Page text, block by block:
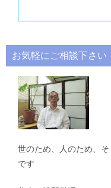
ョ
ン
お気軽にご相談下さい
世のため、人のため、
です